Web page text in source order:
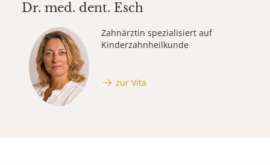
Dr. med. dent. Esch
Zahnärztin spezialisiert auf
Kinderzahnheilkunde
zur Vita